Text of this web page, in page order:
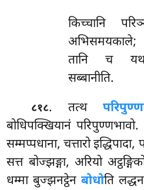
किच्चानि
अभिसमयकाले;
तानि च
सब्बानीति.
८१८. तत्थ
बोधिपक्खियानं परिपुण्णभावो.
सम्मप्पधाना, चत्तारो इद्धिपादा,
सत्त बोज्झङ्गा, अरियो
धम्मा बुज्झनट्ठेनबोधोति